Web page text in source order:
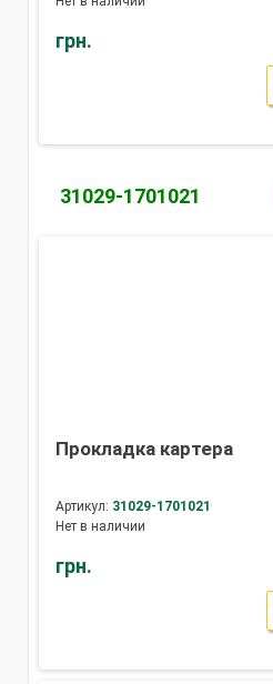
грн.
31029-1701021
Прокладка картера
Артикул: 31029-1701021
Нет в наличии
грн.